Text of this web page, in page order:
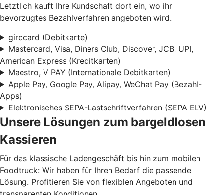
Letztlich kauft Ihre Kundschaft dort ein, wo ihr
bevorzugtes Bezahlverfahren angeboten wird.
girocard (Debitkarte)
Mastercard, Visa, Diners Club, Discover, JCB, UPI,
American Express (Kreditkarten)
Maestro, V PAY (Internationale Debitkarten)
Apple Pay, Google Pay, Alipay, WeChat Pay (Bezahl-
Apps)
Elektronisches SEPA-Lastschriftverfahren (SEPA ELV)
Unsere Lösungen zum bargeldlosen
Kassieren
Für das klassische Ladengeschäft bis hin zum mobilen
Foodtruck: Wir haben für Ihren Bedarf die passende
Lösung. Profitieren Sie von flexiblen Angeboten und